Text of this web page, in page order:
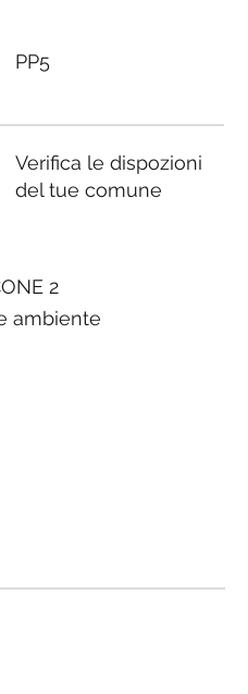
2
ambiente
PP5
Verifica le dispozioni
del tue comune